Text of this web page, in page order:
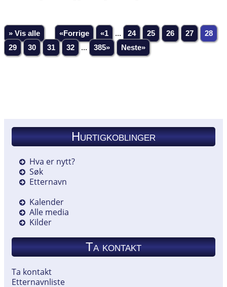
» Vis alle «Forrige «1 ... 24 25 26 27
28
29
30 31 32 ... 385» Neste»
Hurtigkoblinger
Hva er nytt?
Søk
Etternavn
Kalender
Alle media
Kilder
Ta kontakt
Ta kontakt
Etternavnliste